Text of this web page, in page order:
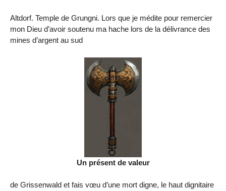
Altdorf. Temple de Grungni. Lors que je médite pour remercier
mon Dieu d’avoir soutenu ma hache lors de la délivrance des
mines d’argent au sud
Un présent de valeur
de Grissenwald et fais vœu d’une mort digne, le haut dignitaire